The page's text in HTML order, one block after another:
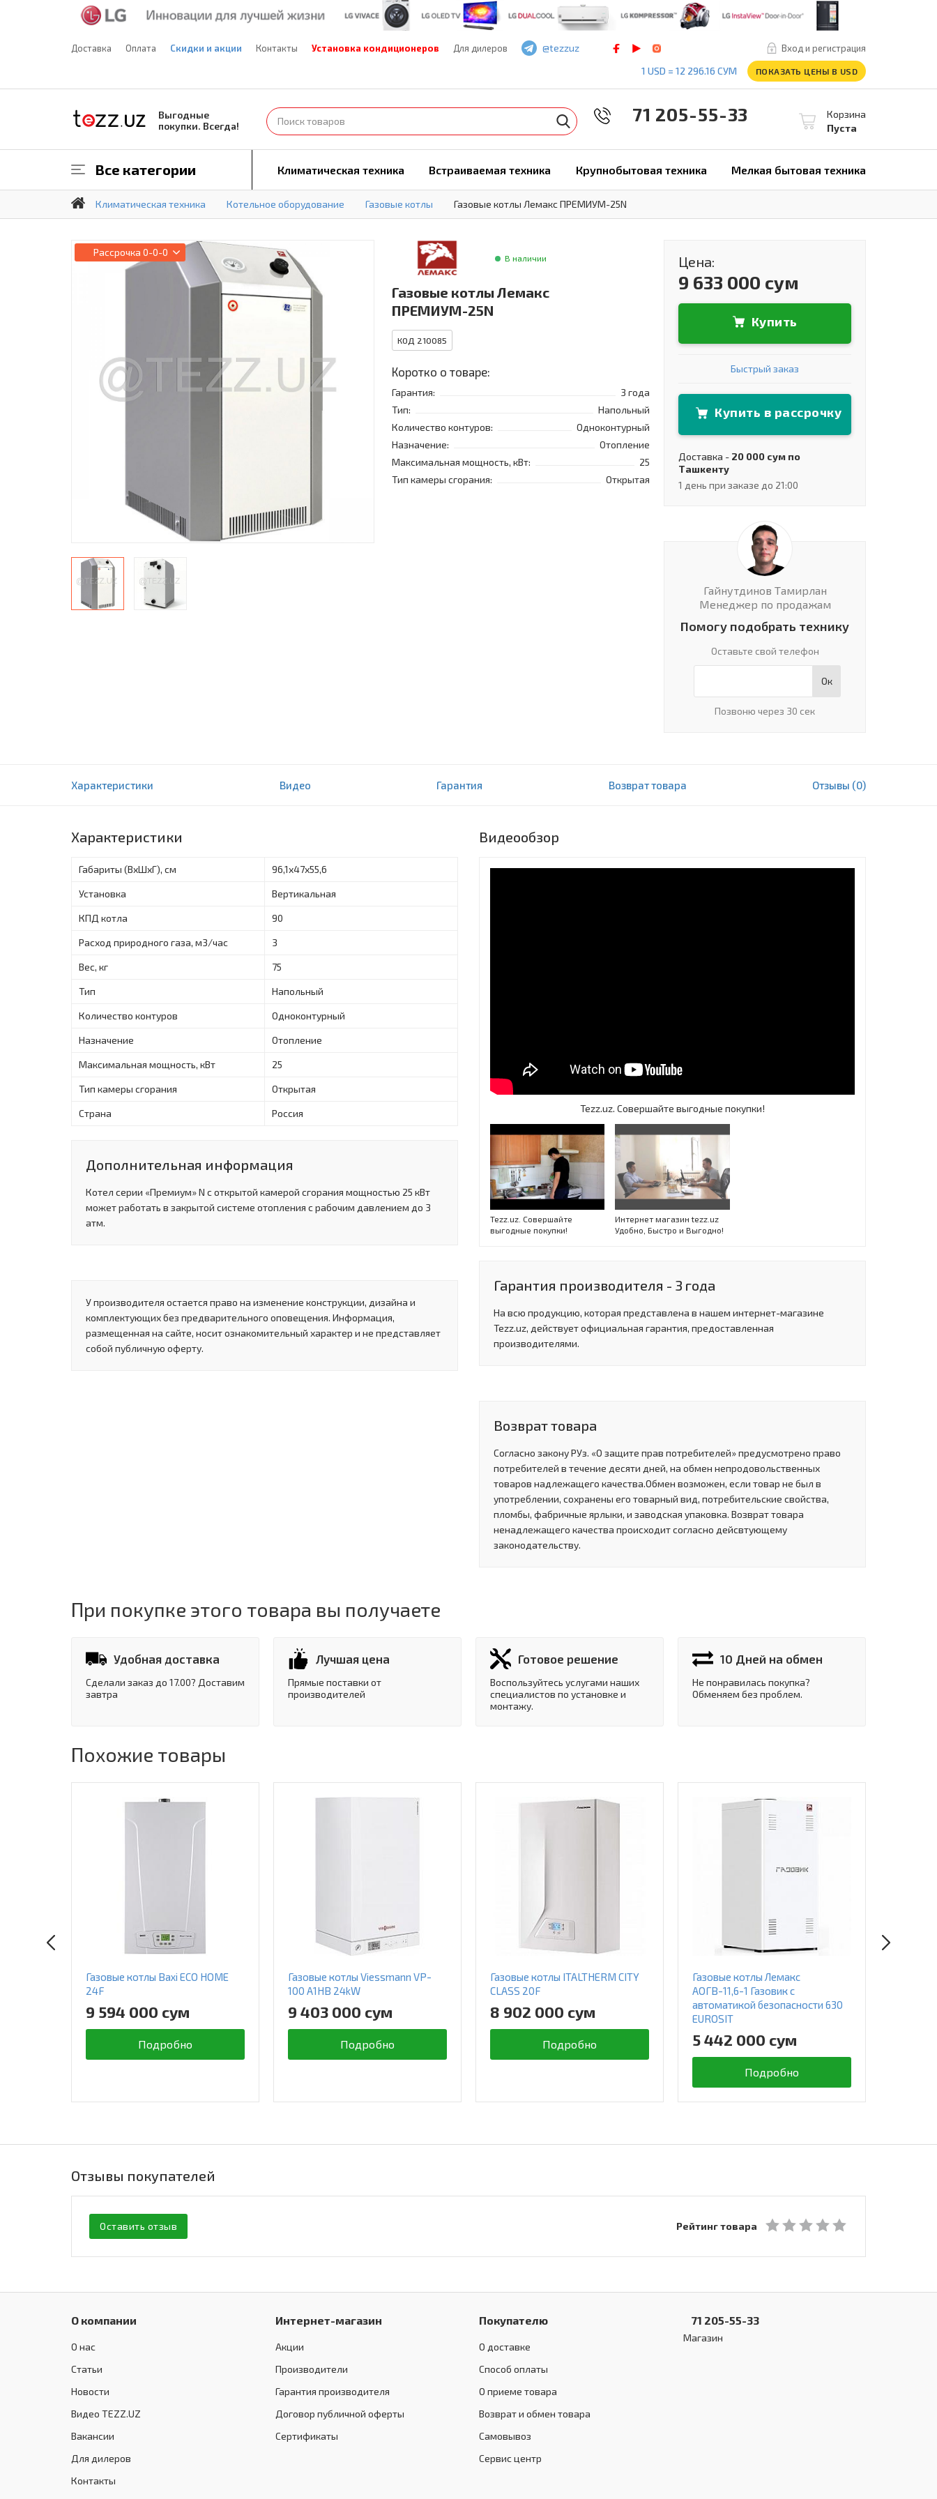
Доставка Оплата Скидки и акции Контакты Установка кондиционеров Для дилеров Вход и регистрация
@tezzuz
1 USD = 12 296.16 СУМ
ПОКАЗАТЬ ЦЕНЫ В USD
Выгодные
покупки. Всегда!
Корзина
Пуста
71 205-55-33
Все категории Климатическая техника Встраиваемая техника Крупнобытовая техника Мелкая бытовая техника
Климатическая техника Котельное оборудование Газовые котлы Газовые котлы Лемакс ПРЕМИУМ-25N
Рассрочка 0-0-0
В наличии
Газовые котлы Лемакс
ПРЕМИУМ-25N
КОД 210085
Коротко о товаре:
Гарантия:
3 года
Тип:
Напольный
Количество контуров:
Одноконтурный
Назначение:
Отопление
Максимальная мощность, кВт:
25
Тип камеры сгорания:
Открытая
Цена:
9 633 000 сум
Купить
Быстрый заказ
Купить в рассрочку
Доставка - 20 000 сум по
Ташкенту
1 день при заказе до 21:00
Гайнутдинов Тамирлан
Менеджер по продажам
Помогу подобрать технику
Оставьте свой телефон
Ок
Позвоню через 30 сек
9 633 000 сум В корзину
Характеристики Видео Гарантия Возврат товара Отзывы (0)
Характеристики
Габариты (ВxШxГ), см 96,1х47х55,6
Установка Вертикальная
КПД котла 90
Расход природного газа, м3/час 3
Вес, кг 75
Тип Напольный
Количество контуров Одноконтурный
Назначение Отопление
Максимальная мощность, кВт 25
Тип камеры сгорания Открытая
Страна Россия
Дополнительная информация
Котел серии «Премиум» N с открытой камерой сгорания мощностью 25 кВт
может работать в закрытой системе отопления с рабочим давлением до 3
атм.
У производителя остается право на изменение конструкции, дизайна и
комплектующих без предварительного оповещения. Информация,
размещенная на сайте, носит ознакомительный характер и не представляет
собой публичную оферту.
Видеообзор
Tezz.uz. Совершайте выгодные покупки!
Tezz.uz. Совершайте
выгодные покупки!
Интернет магазин tezz.uz
Удобно, Быстро и Выгодно!
Гарантия производителя - 3 года
На всю продукцию, которая представлена в нашем интернет-магазине
Tezz.uz, действует официальная гарантия, предоставленная
производителями.
Возврат товара
Согласно закону РУз. «О защите прав потребителей» предусмотрено право
потребителей в течение десяти дней, на обмен непродовольственных
товаров надлежащего качества.Обмен возможен, если товар не был в
употреблении, сохранены его товарный вид, потребительские свойства,
пломбы, фабричные ярлыки, и заводская упаковка. Возврат товара
ненадлежащего качества происходит согласно дейсвтующему
законодательству.
При покупке этого товара вы получаете
Удобная доставка
Сделали заказ до 17.00? Доставим
завтра
Лучшая цена
Прямые поставки от
производителей
Готовое решение
Воспользуйтесь услугами наших
специалистов по установке и
монтажу.
10 Дней на обмен
Не понравилась покупка?
Обменяем без проблем.
Похожие товары
Газовые котлы Baxi ECO HOME
24F
9 594 000 сум
Подробно
Газовые котлы Viessmann VP-
100 A1HB 24kW
9 403 000 сум
Подробно
Газовые котлы ITALTHERM CITY
CLASS 20F
8 902 000 сум
Подробно
Газовые котлы Лемакс
АОГВ-11,6-1 Газовик с
автоматикой безопасности 630
EUROSIT
5 442 000 сум
Подробно
Отзывы покупателей
Оставить отзыв Рейтинг товара
О компании
О нас
Статьи
Новости
Видео TEZZ.UZ
Вакансии
Для дилеров
Контакты
Интернет-магазин
Акции
Производители
Гарантия производителя
Договор публичной оферты
Сертификаты
Покупателю
О доставке
Способ оплаты
О приеме товара
Возврат и обмен товара
Самовывоз
Сервис центр
71 205-55-33
Магазин